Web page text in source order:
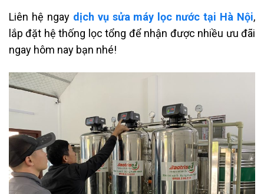
Liên hệ ngay dịch vụ sửa máy lọc nước tại Hà Nội,
lắp đặt hệ thống lọc tổng để nhận được nhiều ưu đãi
ngay hôm nay bạn nhé!